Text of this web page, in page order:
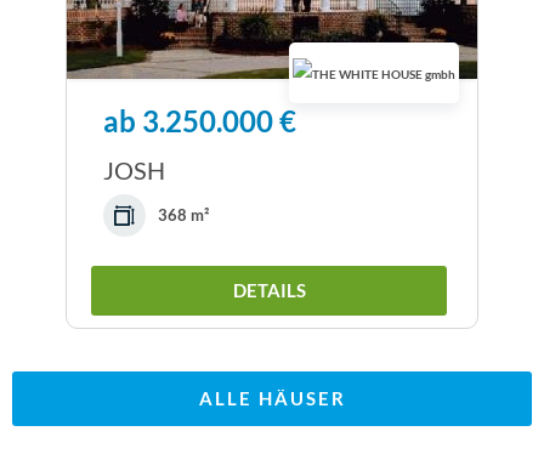
ab 3.250.000 €
JOSH
368 m²
DETAILS
ALLE HÄUSER